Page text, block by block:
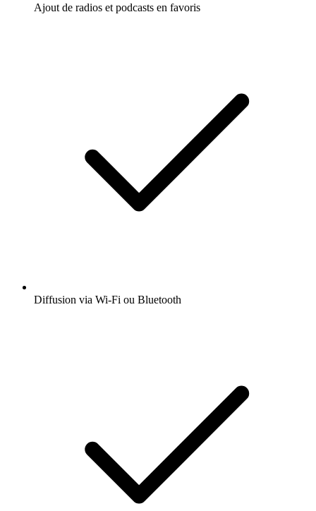
Ajout de radios et podcasts en favoris
Diffusion via Wi-Fi ou Bluetooth